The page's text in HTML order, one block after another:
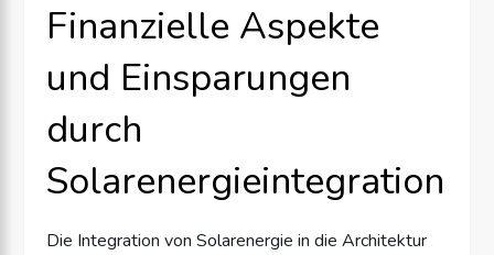
Finanzielle Aspekte
und Einsparungen
durch
Solarenergieintegration
Die Integration von Solarenergie in die Architektur